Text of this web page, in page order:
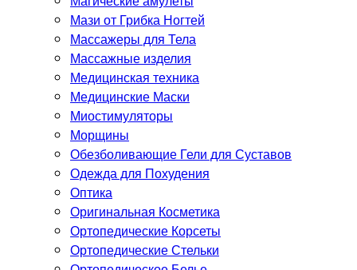
Мази от Грибка Ногтей
Массажеры для Тела
Массажные изделия
Медицинская техника
Медицинские Маски
Миостимуляторы
Морщины
Обезболивающие Гели для Суставов
Одежда для Похудения
Оптика
Оригинальная Косметика
Ортопедические Корсеты
Ортопедические Стельки